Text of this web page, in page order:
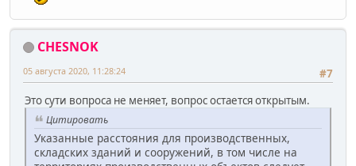
CHESNOK
#7
05 августа 2020, 11:28:24
Это сути вопроса не меняет, вопрос остается открытым.
Цитировать
Указанные расстояния для производственных,
складских зданий и сооружений, в том числе на